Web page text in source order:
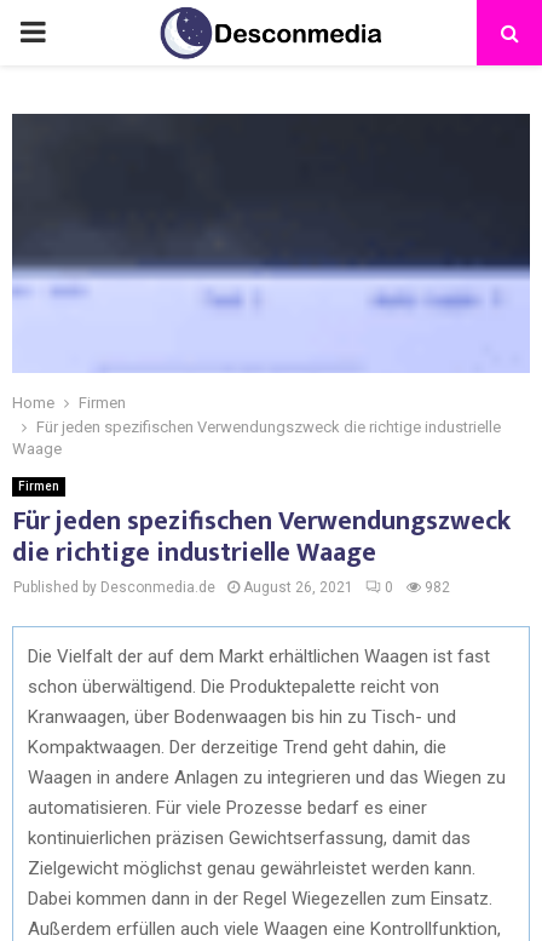
Home
Firmen
Für jeden spezifischen Verwendungszweck die richtige industrielle
Waage
Firmen
Für jeden spezifischen Verwendungszweck
die richtige industrielle Waage
Published by Desconmedia.de August 26, 2021 0 982
Die Vielfalt der auf dem Markt erhältlichen Waagen ist fast
schon überwältigend. Die Produktepalette reicht von
Kranwaagen, über Bodenwaagen bis hin zu Tisch- und
Kompaktwaagen. Der derzeitige Trend geht dahin, die
Waagen in andere Anlagen zu integrieren und das Wiegen zu
automatisieren. Für viele Prozesse bedarf es einer
kontinuierlichen präzisen Gewichtserfassung, damit das
Zielgewicht möglichst genau gewährleistet werden kann.
Dabei kommen dann in der Regel Wiegezellen zum Einsatz.
Außerdem erfüllen auch viele Waagen eine Kontrollfunktion,